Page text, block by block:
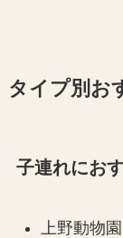
タイプ別お
子連れにお
上野動物